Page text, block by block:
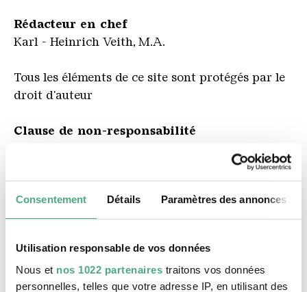
Consentement Détails Paramètres des annonces
Utilisation responsable de vos données
Nous et nos 1022 partenaires traitons vos données
personnelles, telles que votre adresse IP, en utilisant des
Rédacteur en chef
Karl - Heinrich Veith, M.A.
Tous les éléments de ce site sont protégés par le
droit d'auteur
Clause de non-responsabilité
responsable de ses propres contenus qu'il met à
disposition conformément à la législation
générale.Ce contenu propre doit être distingué
des références croisées (liens) vers le contenu
patrimoine mondial de Völklinger Hütte propose
des liens vers des contenus de tiers.